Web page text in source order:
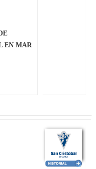
EN MAR